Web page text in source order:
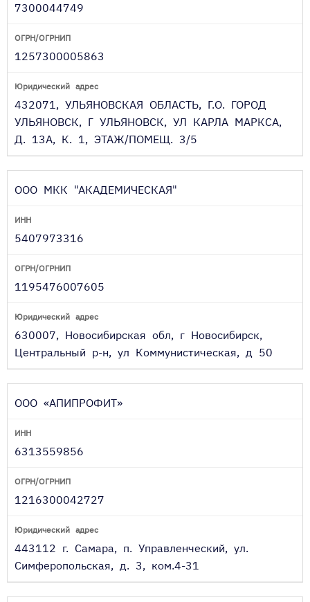
7300044749
1257300005863
432071, УЛЬЯНОВСКАЯ ОБЛАСТЬ, Г.О. ГОРОД
УЛЬЯНОВСК, Г УЛЬЯНОВСК, УЛ КАРЛА МАРКСА,
Д. 13А, К. 1, ЭТАЖ/ПОМЕЩ. 3/5
ООО МКК "АКАДЕМИЧЕСКАЯ"
5407973316
1195476007605
630007, Новосибирская обл, г Новосибирск,
Центральный р-н, ул Коммунистическая, д 50
ООО «АПИПРОФИТ»
6313559856
1216300042727
443112 г. Самара, п. Управленческий, ул.
Симферопольская, д. 3, ком.4-31